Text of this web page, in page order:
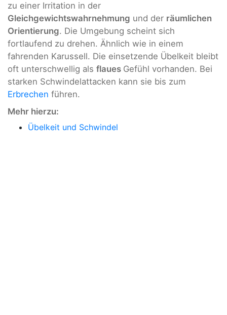
zu einer Irritation in der
Gleichgewichtswahrnehmung und der räumlichen
Orientierung. Die Umgebung scheint sich
fortlaufend zu drehen. Ähnlich wie in einem
fahrenden Karussell. Die einsetzende Übelkeit bleibt
oft unterschwellig als flaues Gefühl vorhanden. Bei
starken Schwindelattacken kann sie bis zum
Erbrechen führen.
Mehr hierzu:
Übelkeit und Schwindel